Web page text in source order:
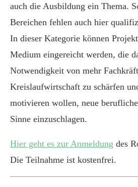
auch die Ausbildung ein Thema.
Bereichen fehlen auch hier
In dieser Kategorie können
Medium eingereicht werden, die
Notwendigkeit von mehr
Kreislaufwirtschaft zu schärfen
motivieren wollen, neue
Sinne einzuschlagen.
Hier geht es zur Anmeldung des
Die Teilnahme ist kostenfrei.